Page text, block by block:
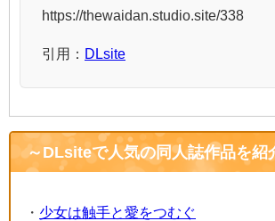
https://thewaidan.studio.site/338
引用： DLsite
～DLsiteで人気の同人誌作品を紹
・ 少女は触手と愛をつむぐ